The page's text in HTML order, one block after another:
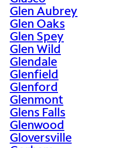
Glen Aubrey
Glen Oaks
Glen Spey
Glen Wild
Glendale
Glenfield
Glenford
Glenmont
Glens Falls
Glenwood
Gloversville